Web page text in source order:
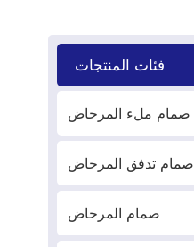
فئات المنتجات
صمام ملء المرحاض
صمام تدفق المرحاض
صمام المرحاض